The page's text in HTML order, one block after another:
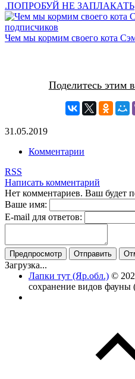
.ПОПРОБУЙ НЕ ЗАПЛАКАТЬ
Чем мы кормим своего кота
Поделитесь этим
31.05.2019
Комментарии
RSS
Написать комментарий
Нет комментариев. Ваш будет
Ваше имя:
E-mail для ответов:
Загрузка...
Лапки тут (Яр.обл.) ©
сохранение видов фауны